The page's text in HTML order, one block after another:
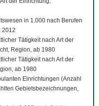
in 1.000 nach Berufen
2012
Tätigkeit nach Art der
Region, ab 1980
Tätigkeit nach Art der
ab 1980
Einrichtungen (Anzahl
Gebietsbezeichnungen,